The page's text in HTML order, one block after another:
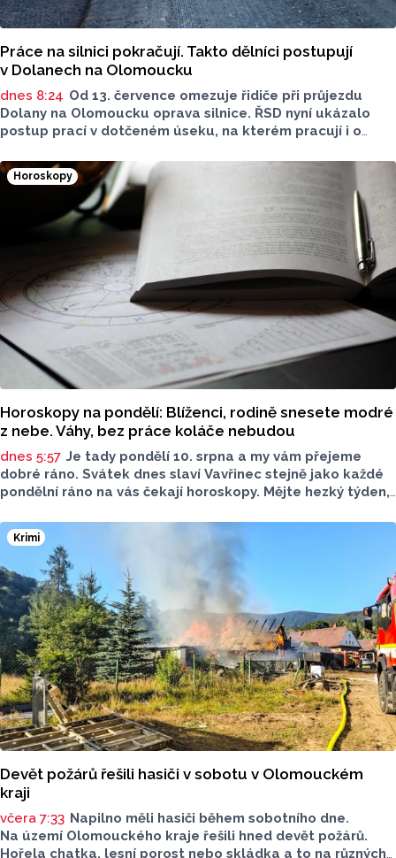
Práce na silnici pokračují. Takto dělníci postupují
v Dolanech na Olomoucku
dnes 8:24 Od 13. července omezuje řidiče při průjezdu
Dolany na Olomoucku oprava silnice. ŘSD nyní ukázalo
postup prací v dotčeném úseku, na kterém pracují i o
Horoskopy
Horoskopy na pondělí: Blíženci, rodině snesete modré
z nebe. Váhy, bez práce koláče nebudou
dnes 5:57 Je tady pondělí 10. srpna a my vám přejeme
dobré ráno. Svátek dnes slaví Vavřinec stejně jako každé
pondělní ráno na vás čekají horoskopy. Mějte hezký týden,
Krimi
Devět požárů řešili hasiči v sobotu v Olomouckém
kraji
včera 7:33 Napilno měli hasiči během sobotního dne.
Na území Olomouckého kraje řešili hned devět požárů.
Hořela chatka, lesní porost nebo skládka a to na různých